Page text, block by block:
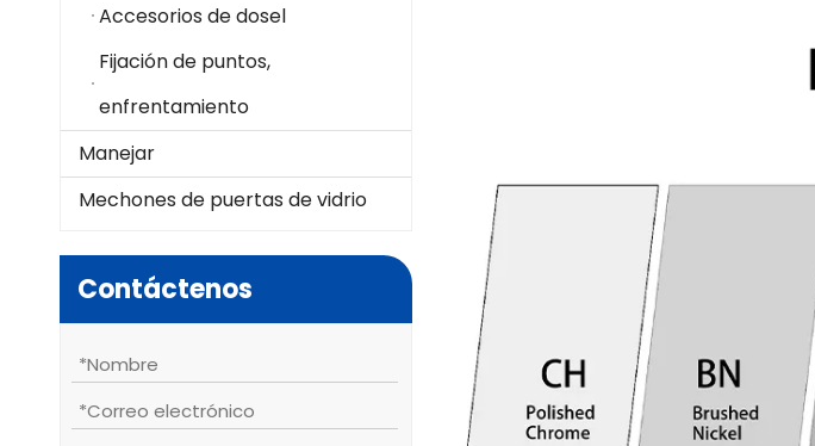
Accesorios de dosel
Fijación de puntos,
enfrentamiento
Manejar
Mechones de puertas de vidrio
Contáctenos